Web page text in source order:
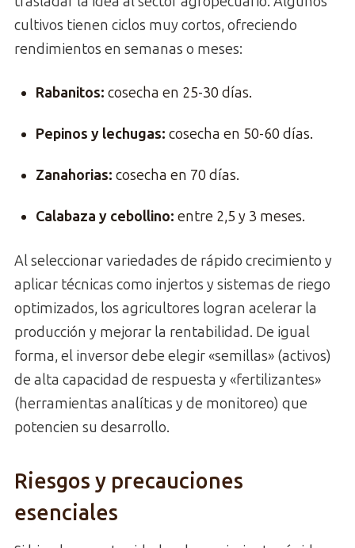
cultivos tienen ciclos muy cortos, ofreciendo
rendimientos en semanas o meses:
Rabanitos: cosecha en 25-30 días.
Pepinos y lechugas: cosecha en 50-60 días.
Zanahorias: cosecha en 70 días.
Calabaza y cebollino: entre 2,5 y 3 meses.
Al seleccionar variedades de rápido crecimiento y
aplicar técnicas como injertos y sistemas de riego
optimizados, los agricultores logran acelerar la
producción y mejorar la rentabilidad. De igual
forma, el inversor debe elegir «semillas» (activos)
de alta capacidad de respuesta y «fertilizantes»
(herramientas analíticas y de monitoreo) que
potencien su desarrollo.
Riesgos y precauciones
esenciales